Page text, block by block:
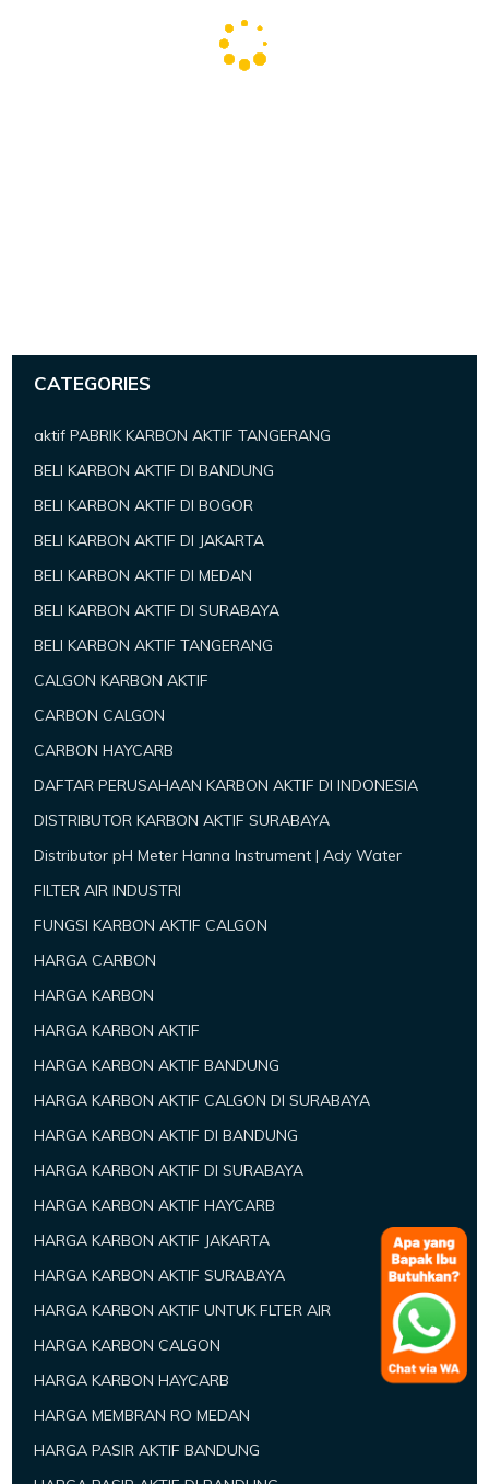
CATEGORIES
aktif PABRIK KARBON AKTIF TANGERANG
BELI KARBON AKTIF DI BANDUNG
BELI KARBON AKTIF DI BOGOR
BELI KARBON AKTIF DI JAKARTA
BELI KARBON AKTIF DI MEDAN
BELI KARBON AKTIF DI SURABAYA
BELI KARBON AKTIF TANGERANG
CALGON KARBON AKTIF
CARBON CALGON
CARBON HAYCARB
DAFTAR PERUSAHAAN KARBON AKTIF DI INDONESIA
DISTRIBUTOR KARBON AKTIF SURABAYA
Distributor pH Meter Hanna Instrument | Ady Water
FILTER AIR INDUSTRI
FUNGSI KARBON AKTIF CALGON
HARGA CARBON
HARGA KARBON
HARGA KARBON AKTIF
HARGA KARBON AKTIF BANDUNG
HARGA KARBON AKTIF CALGON DI SURABAYA
HARGA KARBON AKTIF DI BANDUNG
HARGA KARBON AKTIF DI SURABAYA
HARGA KARBON AKTIF HAYCARB
HARGA KARBON AKTIF JAKARTA
HARGA KARBON AKTIF SURABAYA
HARGA KARBON AKTIF UNTUK FLTER AIR
HARGA KARBON CALGON
HARGA KARBON HAYCARB
HARGA MEMBRAN RO MEDAN
HARGA PASIR AKTIF BANDUNG